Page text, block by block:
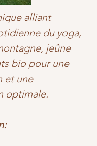
alliant
du yoga,
jeûne
bio pour une
et une
optimale.